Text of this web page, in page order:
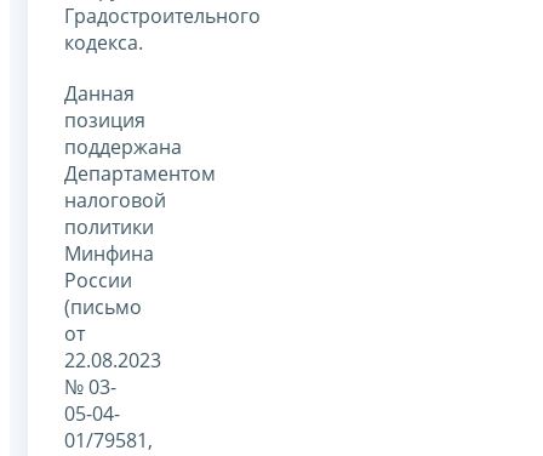
Градостроительного
кодекса.
Данная
позиция
поддержана
Департаментом
налоговой
политики
Минфина
России
(письмо
от
22.08.2023
№ 03-
05-04-
01/79581,